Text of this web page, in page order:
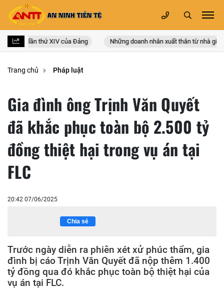
quốc lần thứ XIV của Đảng Những doanh nhân xuất thân từ nhà giáo
Trang chủ Pháp luật
Gia đình ông Trịnh Văn Quyết
đã khắc phục toàn bộ 2.500 tỷ
đồng thiệt hại trong vụ án tại
FLC
20:42 07/06/2025
Chia sẻ
Trước ngày diễn ra phiên xét xử phúc thẩm, gia
đình bị cáo Trịnh Văn Quyết đã nộp thêm 1.400
tỷ đồng qua đó khắc phục toàn bộ thiệt hại của
vụ án tại FLC.